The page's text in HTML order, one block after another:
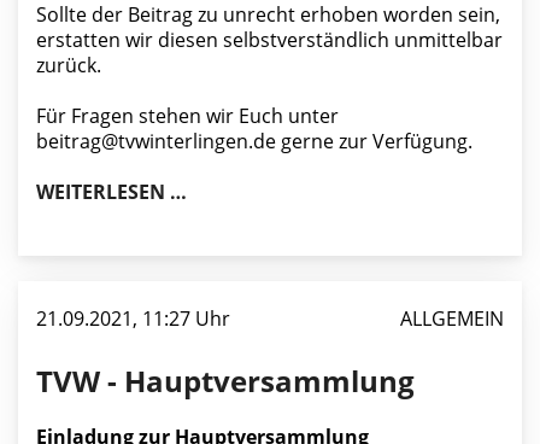
Sollte der Beitrag zu unrecht erhoben worden sein,
erstatten wir diesen selbstverständlich unmittelbar
zurück.
Für Fragen stehen wir Euch unter
beitrag@tvwinterlingen.de gerne zur Verfügung.
WEITERLESEN …
21.09.2021, 11:27 Uhr ALLGEMEIN
TVW - Hauptversammlung
Einladung zur Hauptversammlung